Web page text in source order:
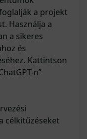
a projekt
Használja a
a sikeres
és
Kattintson
n”
célkitűzéseket